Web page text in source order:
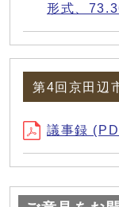
形式、
第4回京田辺
議事録